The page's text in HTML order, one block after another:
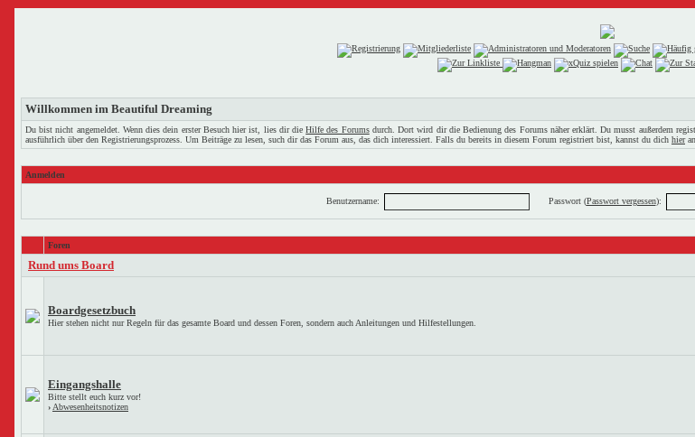
Willkommen im Beautiful Dreaming
Du bist nicht angemeldet. Wenn dies dein erster Besuch hier ist, lies dir dieHilfe des Forumsdurch. Dort wird dir die Bedienung des Forums näher erklärt. Du musst außerdem
ausführlich über den Registrierungsprozess. Um Beiträge zu lesen, such dir das Forum aus, das dich interessiert. Falls du bereits in diesem Forum registriert bist, kannst du dich hier
Anmelden
Benutzername: Passwort (Passwort vergessen):
Foren
Rund ums Board
Boardgesetzbuch
Hier stehen nicht nur Regeln für das gesamte Board und dessen Foren, sondern auch Anleitungen und Hilfestellungen.
Eingangshalle
Bitte stellt euch kurz vor!
› Abwesenheitsnotizen